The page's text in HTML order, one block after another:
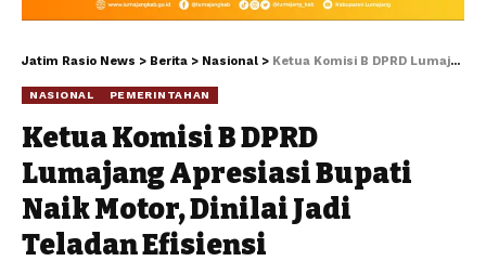
Jatim Rasio News > Berita > Nasional > Ketua Komisi B DPRD Lumajang Apresiasi Bupati Naik Motor, Dinilai Jadi Teladan Efisiensi
NASIONAL PEMERINTAHAN
Ketua Komisi B DPRD
Lumajang Apresiasi Bupati
Naik Motor, Dinilai Jadi
Teladan Efisiensi